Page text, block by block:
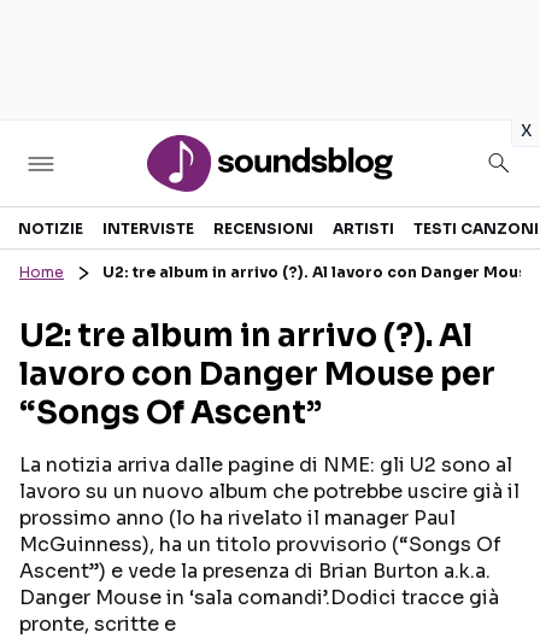
x
Sezioni
RECENSIONI MUSICALI
INTERVISTE
GOSSIP E CURIOSITÀ
TESTI CANZONI
TOUR ED EVENTI
TALENT SHOW
Seguici sui social
NOTIZIE INTERVISTE RECENSIONI ARTISTI TESTI CANZONI
Home U2: tre album in arrivo (?). Al lavoro con Danger Mouse
U2: tre album in arrivo (?). Al
lavoro con Danger Mouse per
“Songs Of Ascent”
La notizia arriva dalle pagine di NME: gli U2 sono al
lavoro su un nuovo album che potrebbe uscire già il
prossimo anno (lo ha rivelato il manager Paul
McGuinness), ha un titolo provvisorio (“Songs Of
Ascent”) e vede la presenza di Brian Burton a.k.a.
Danger Mouse in ‘sala comandi’.Dodici tracce già
pronte, scritte e